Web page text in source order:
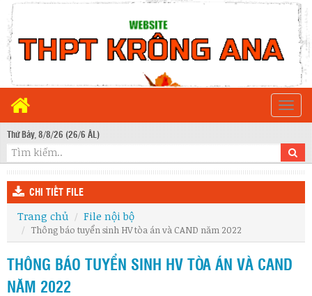
Thứ Bảy, 8/8/26 (26/6 ÂL)
CHI TIẾT FILE
Trang chủ File nội bộ
Thông báo tuyển sinh HV tòa án và CAND năm 2022
THÔNG BÁO TUYỂN SINH HV TÒA ÁN VÀ CAND
NĂM 2022